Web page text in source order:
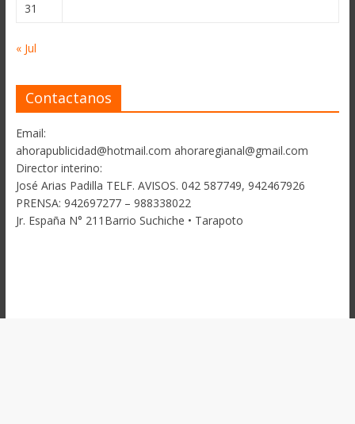
31
« Jul
Contactanos
Email:
ahorapublicidad@hotmail.com ahoraregianal@gmail.com
Director interino:
José Arias Padilla TELF. AVISOS. 042 587749, 942467926
PRENSA: 942697277 – 988338022
Jr. España N° 211Barrio Suchiche • Tarapoto